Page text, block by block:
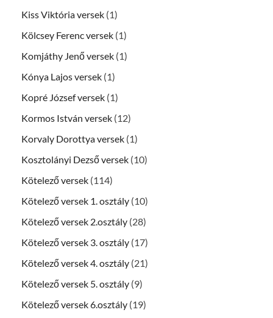
Kiss Viktória versek (1)
Kölcsey Ferenc versek (1)
Komjáthy Jenő versek (1)
Kónya Lajos versek (1)
Kopré József versek (1)
Kormos István versek (12)
Korvaly Dorottya versek (1)
Kosztolányi Dezső versek (10)
Kötelező versek (114)
Kötelező versek 1. osztály (10)
Kötelező versek 2.osztály (28)
Kötelező versek 3. osztály (17)
Kötelező versek 4. osztály (21)
Kötelező versek 5. osztály (9)
Kötelező versek 6.osztály (19)